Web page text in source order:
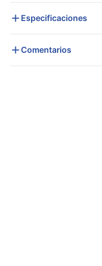
Especificaciones
Comentarios